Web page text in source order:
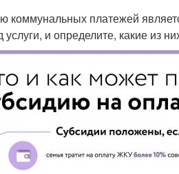
платежей
и определите, какие из